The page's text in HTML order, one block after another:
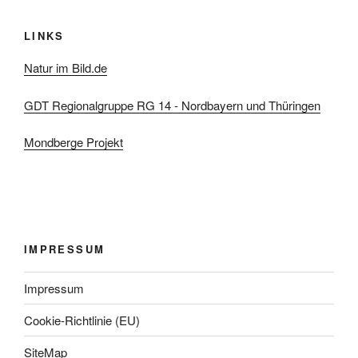
LINKS
Natur im Bild.de
GDT Regionalgruppe RG 14 - Nordbayern und Thüringen
Mondberge Projekt
IMPRESSUM
Impressum
Cookie-Richtlinie (EU)
SiteMap